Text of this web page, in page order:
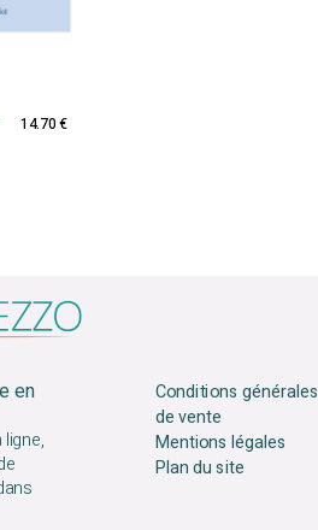
14.70 €
en
Conditions générales
de vente
Mentions légales
Plan du site